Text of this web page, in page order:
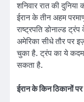
शनिवार रात की
ईरान के तीन अहम
राष्ट्रपति डोनाल्ड
अमेरिका सीधे तौर पर
चुका है. ट्रंप का ये
सकता है.
ईरान के किन ठिकानों